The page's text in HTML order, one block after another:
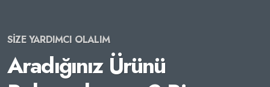
SİZE YARDIMCI OLALIM
Aradığınız Ürünü